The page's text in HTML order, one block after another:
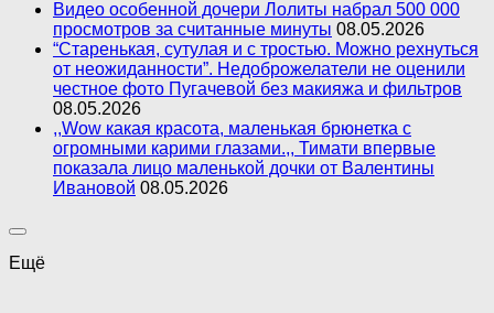
Видео особенной дочери Лолиты набрал 500 000
просмотров за считанные минуты 08.05.2026
“Старенькая, сутулая и с тростью. Можно рехнуться
от неожиданности”. Недоброжелатели не оценили
честное фото Пугачевой без макияжа и фильтров
08.05.2026
,,Wow какая красота, маленькая брюнетка с
огромными карими глазами.,, Тимати впервые
показала лицо маленькой дочки от Валентины
Ивановой 08.05.2026
Ещё